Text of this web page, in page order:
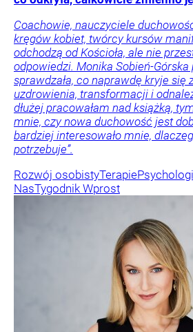
Coachowie, nauczyciele
kręgów kobiet, twórcy kursów
odchodzą od Kościoła, ale nie
odpowiedzi. Monika Sobień-Górska
sprawdzała, co naprawdę kryje się
uzdrowienia, transformacji i
dłużej pracowałam nad książką,
mnie, czy nowa duchowość jest
bardziej interesowało mnie,
potrzebuje”.
Rozwój osobistyTerapie
NasTygodnik Wprost